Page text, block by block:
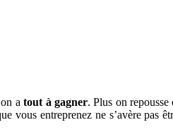
atout à gagner. Plus on
entreprenez ne s’avère pas